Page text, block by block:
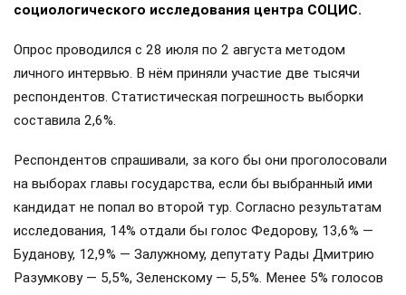
социологического исследования центра СОЦИС.
Опрос проводился с 28 июля по 2 августа методом
личного интервью. В нём приняли участие две тысячи
респондентов. Статистическая погрешность выборки
составила 2,6%.
Респондентов спрашивали, за кого бы они проголосовали
на выборах главы государства, если бы выбранный ими
кандидат не попал во второй тур. Согласно результатам
исследования, 14% отдали бы голос Федорову, 13,6% —
Буданову, 12,9% — Залужному, депутату Рады Дмитрию
Разумкову — 5,5%, Зеленскому — 5,5%. Менее 5% голосов